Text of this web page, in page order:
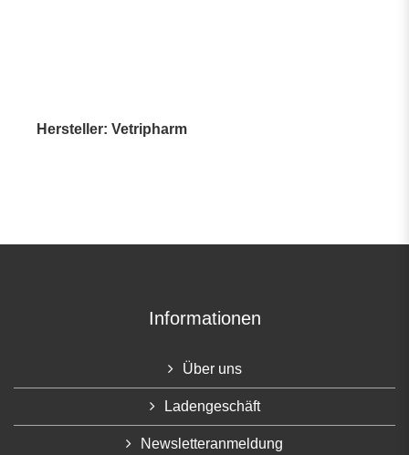
Hersteller: Vetripharm
Informationen
Über uns
Ladengeschäft
Newsletteranmeldung